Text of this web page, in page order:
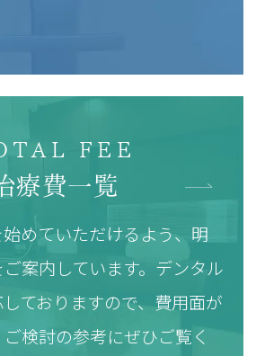
FEE
療費一覧
めていただけるよう、明
案内しています。デンタル
ておりますので、費用面が
検討の参考にぜひご覧く